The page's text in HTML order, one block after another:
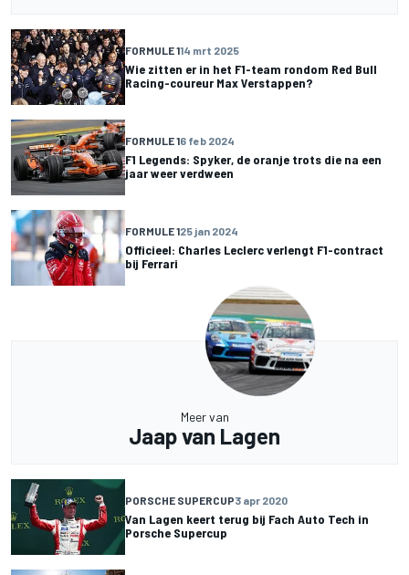
FORMULE 114 mrt 2025
Wie zitten er in het F1-team rondom Red Bull
Racing-coureur Max Verstappen?
FORMULE 16 feb 2024
F1 Legends: Spyker, de oranje trots die na een
jaar weer verdween
FORMULE 125 jan 2024
Officieel: Charles Leclerc verlengt F1-contract
bij Ferrari
Meer van
Jaap van Lagen
PORSCHE SUPERCUP3 apr 2020
Van Lagen keert terug bij Fach Auto Tech in
Porsche Supercup